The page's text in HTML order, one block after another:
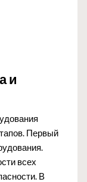
и
Первый
всех
В